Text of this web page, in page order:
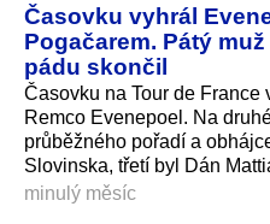
Časovku vyhrál
Pogačarem. Pátý
pádu skončil
Časovku na Tour de France
Remco Evenepoel. Na
průběžného pořadí a
Slovinska, třetí byl Dán
minulý měsíc